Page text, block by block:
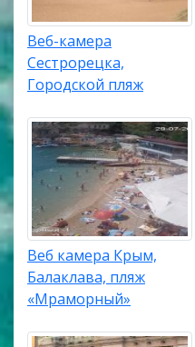
Веб-камера
Сестрорецка,
Городской пляж
Веб камера Крым,
Балаклава, пляж
«Мраморный»